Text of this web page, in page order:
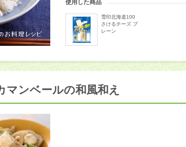
使用した商品
雪印北海道100
さけるチーズ プ
レーン
ンベールの和風和え